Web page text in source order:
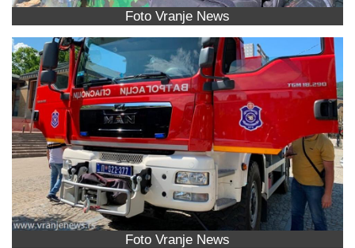
Foto Vranje News
Foto Vranje News